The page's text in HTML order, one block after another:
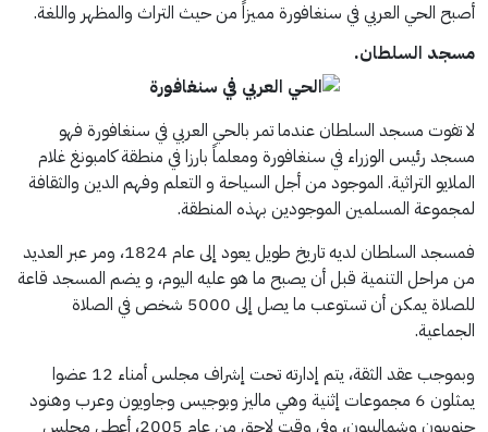
أصبح الحي العربي في سنغافورة مميزاً من حيث التراث والمظهر واللغة.
مسجد السلطان.
لا تفوت مسجد السلطان عندما تمر بالحي العربي في سنغافورة فهو
مسجد رئيس الوزراء في سنغافورة ومعلماً بارزا في منطقة كامبونغ غلام
الملايو التراثية. الموجود من أجل السياحة و التعلم وفهم الدين والثقافة
لمجموعة المسلمين الموجودين بهذه المنطقة.
فمسجد السلطان لديه تاريخ طويل يعود إلى عام 1824، ومر عبر العديد
من مراحل التنمية قبل أن يصبح ما هو عليه اليوم، و يضم المسجد قاعة
للصلاة يمكن أن تستوعب ما يصل إلى 5000 شخص في الصلاة
الجماعية.
وبموجب عقد الثقة، يتم إدارته تحت إشراف مجلس أمناء 12 عضوا
يمثلون 6 مجموعات إثنية وهي ماليز وبوجيس وجاويون وعرب وهنود
جنوبيون وشمالييون، وفي وقت لاحق من عام 2005، أعطي مجلس